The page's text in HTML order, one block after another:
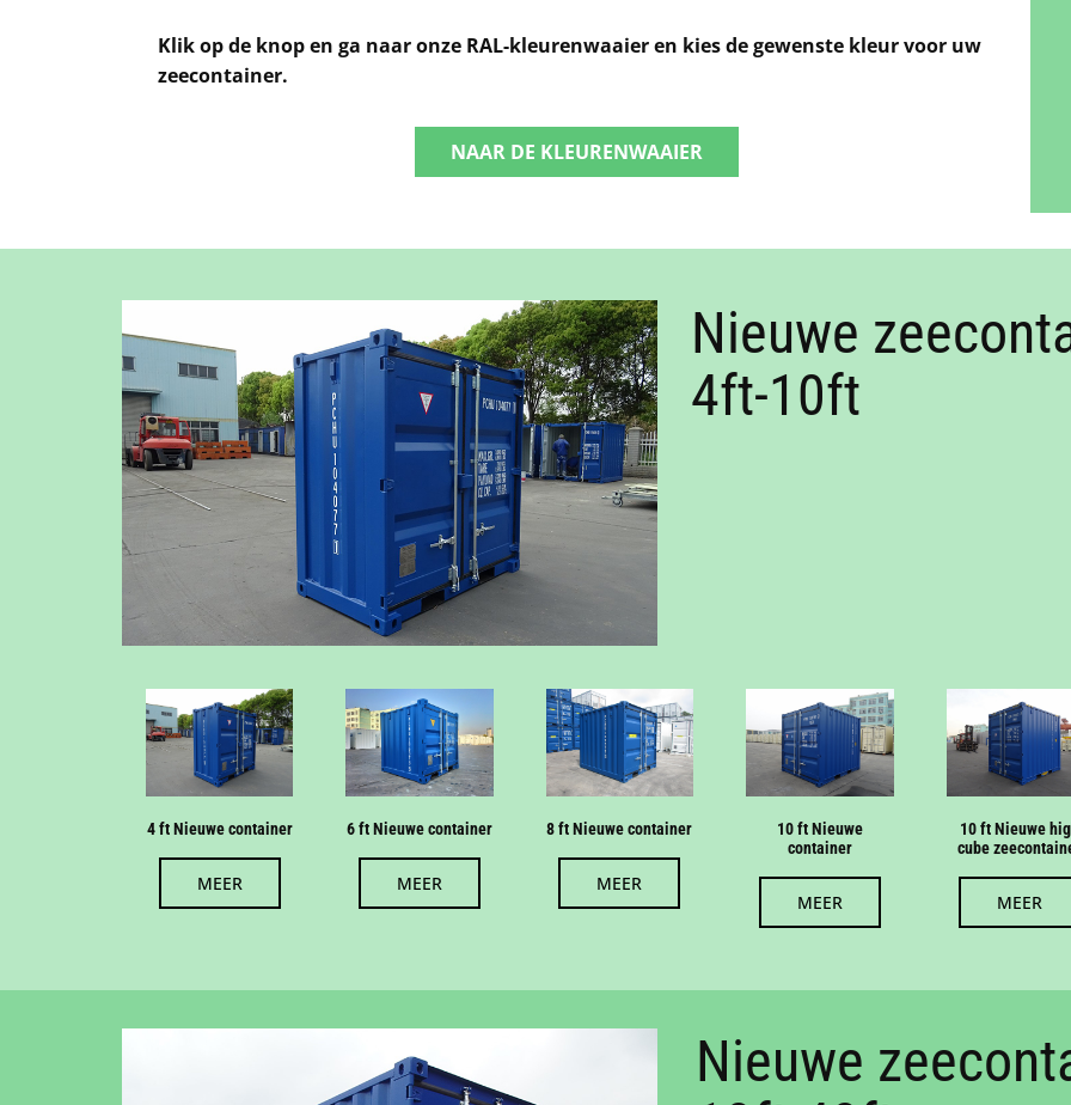
Klik op de knop en ga naar onze RAL-kleurenwaaier en kies de gewenste kleur voor uw
zeecontainer.
NAAR DE KLEURENWAAIER
Nieuwe
4ft-10ft
4 ft Nieuwe container
MEER
6 ft Nieuwe container
MEER
8 ft Nieuwe container
MEER
10 ft Nieuwe
container
MEER
10 ft Nieuwe
cube
MEER
Nieuwe